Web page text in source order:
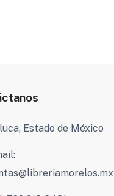
Estado de México